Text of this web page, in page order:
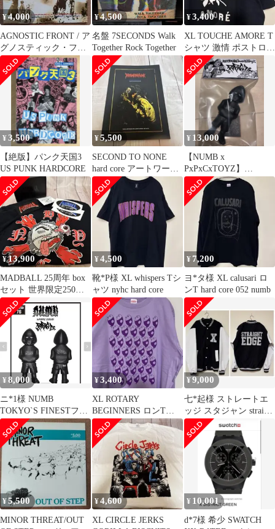
¥4,000
AGNOSTIC FRONT / ア
グノスティック・フロ
ント レコードLP
¥4,500
​名盤 7SECONDS Walk
Together Rock Together
¥3,400
XL TOUCHE AMORE T
シャツ 激情 ポストロッ
ク
¥3,500
【絶版】パンク天国3
US PUNK HARDCORE
¥5,500
SECOND TO NONE
hard core アートワーク
ブック
¥ 13,000
【NUMB x
PxPxCxTOYZ】
"HAZEMAN" ソフビ
BONEZ
¥13,900
MADBALL 25周年 box
セット 世界限定250セ
ット nyh Tシャツ
¥4,500
靴*P様 XL whispers Tシ
ャツ nyhc hard core
¥ 7,200
ヨ*タ様 XL calusari ロ
ンT hard core 052 numb
¥ 8,000
ニ*1様 NUMB
TOKYO`S FINESTフィ
ギュア nyhc hard
¥3,400
XL ROTARY
BEGINNERS ロンT
punk order 豊田
¥9,000
七*起様 ストレートエ
ッジ スタジャン straight
edge ハードコア
¥5,500
MINOR THREAT/OUT
¥4,600
XL CIRCLE JERKS
¥ 10,001
d*7様 希少 SWATCH